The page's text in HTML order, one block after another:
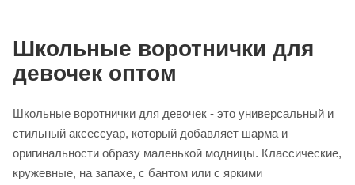
Школьные воротнички для
девочек оптом
Школьные воротнички для девочек - это универсальный и
стильный аксессуар, который добавляет шарма и
оригинальности образу маленькой модницы. Классические,
кружевные, на запахе, с бантом или с яркими